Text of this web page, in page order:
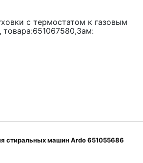
с термостатом к газовым
товара:651067580,Зам:
стиральных машин Ardo 651055686